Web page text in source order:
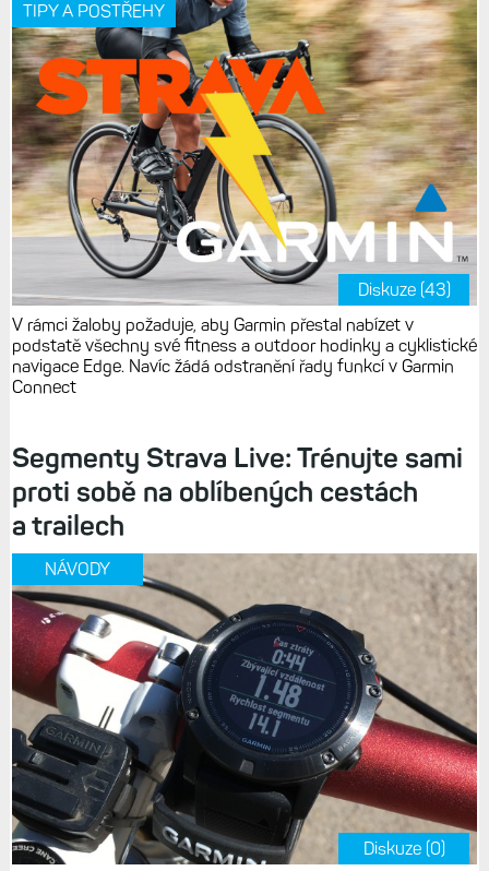
TIPY A POSTŘEHY
Diskuze (43)
V rámci žaloby požaduje, aby Garmin přestal nabízet v
podstatě všechny své fitness a outdoor hodinky a cyklistické
navigace Edge. Navíc žádá odstranění řady funkcí v Garmin
Connect
Segmenty Strava Live: Trénujte sami
proti sobě na oblíbených cestách
a trailech
NÁVODY
Diskuze (0)